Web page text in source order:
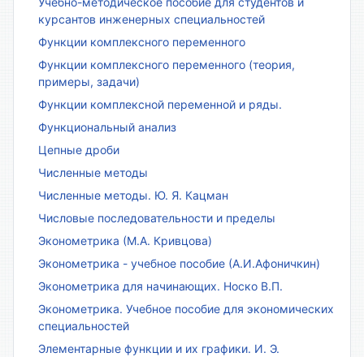
курсантов инженерных специальностей
Функции комплексного переменного
Функции комплексного переменного (теория,
примеры, задачи)
Функции комплексной переменной и ряды.
Функциональный анализ
Цепные дроби
Численные методы
Численные методы. Ю. Я. Кацман
Числовые последовательности и пределы
Эконометрика (М.А. Кривцова)
Эконометрика - учебное пособие (А.И.Афоничкин)
Эконометрика для начинающих. Носко В.П.
Эконометрика. Учебное пособие для экономических
специальностей
Элементарные функции и их графики. И. Э.